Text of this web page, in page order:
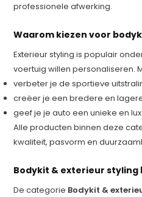
professionele afwerking.
Waarom kiezen voor
Exterieur styling is populair
voertuig willen personaliseren.
verbeter je de sportieve
creëer je een bredere en
geef je je auto een unieke en
Alle producten binnen deze
kwaliteit, pasvorm en
Bodykit & exterieur
De categorie Bodykit &